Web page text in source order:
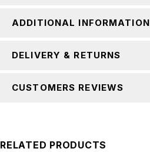
ADDITIONAL INFORMATION
DELIVERY & RETURNS
CUSTOMERS REVIEWS
RELATED PRODUCTS